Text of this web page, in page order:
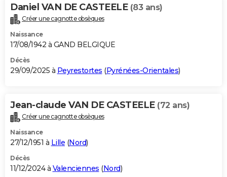
Alimentation
Guide de la santé
Maladies
Médicaments
Sommeil
VOYAGE
Destinations
City break
Voyage nature
Voyage de noces
Forum
Climat
+PHOTO
GUIDES D'ACHAT
BONS PLANS
Carte de Noël
Carte Bonne année
Carte Saint-Valentin
Carte Pâques
Carte d'anniversaire
DICTIONNAIRE
Dictionnaire
Biographies
Citations
Expressions
Proverbes
PROGRAMME TV
S'inscrire
Se connecter
Lycées
Collèges
Primaires
Universités
Entreprises
Service militaire
Avis de recherche
AVIS DE DÉCÈS
Daniel VAN DE CASTEELE (83 ans)
Créer une cagnotte obsèques
Naissance
17/08/1942 à GAND BELGIQUE
Décès
29/09/2025 à Peyrestortes (Pyrénées-Orientales)
Jean-claude VAN DE CASTEELE (72 ans)
Créer une cagnotte obsèques
Naissance
27/12/1951 à Lille (Nord)
Décès
11/12/2024 à Valenciennes (Nord)